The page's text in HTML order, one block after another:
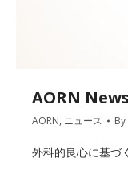
AORN
AORN, ニュース By
外科的良心に基づ